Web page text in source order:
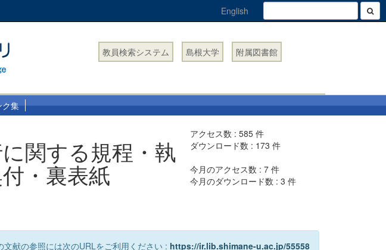
English
教員検索システム 島根大学 附属図書館
ク集
関する規程・執
・裏表紙
アクセス数 :585 件
ダウンロード数 : 173 件
今月のアクセス数 :7 件
今月のダウンロード数 :3 件
文献の参照には次のURLをご利用ください : https://ir.lib.shimane-u.ac.jp/55558